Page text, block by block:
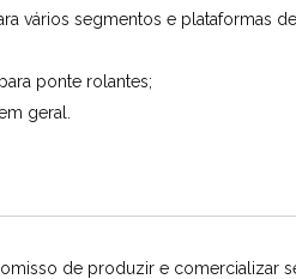
vários segmentos e plataformas
ponte rolantes;
geral.
de produzir e comercializar